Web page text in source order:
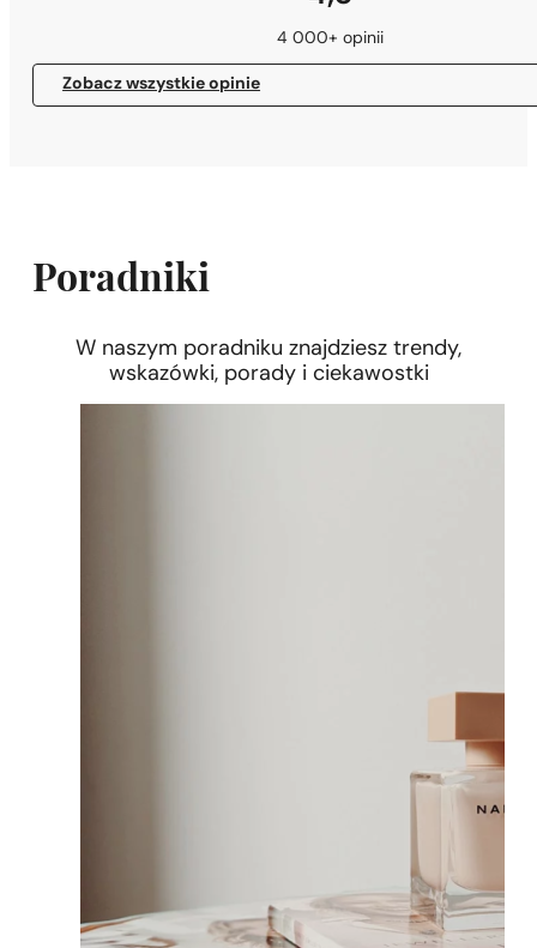
4 000+ opinii
Zobacz wszystkie opinie
Poradniki
W naszym poradniku znajdziesz trendy,
wskazówki, porady i ciekawostki